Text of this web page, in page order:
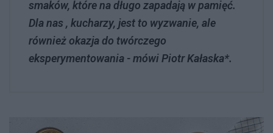
smaków, które na długo zapadają w pamięć.
Dla nas , kucharzy, jest to wyzwanie, ale
również okazja do twórczego
eksperymentowania - mówi Piotr Kałaska*.